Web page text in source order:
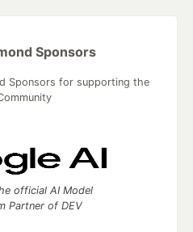
Sponsors
Sponsors for supporting the
official AI Model
Partner of DEV